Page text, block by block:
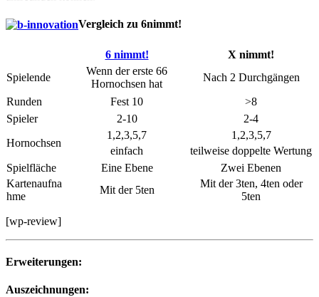
Vergleich zu 6nimmt!
6 nimmt!
X nimmt!
Spielende
Wenn der erste 66
Hornochsen hat
Nach 2 Durchgängen
Runden
Fest 10
>8
Spieler
2-10
2-4
Hornochsen
1,2,3,5,7
1,2,3,5,7
einfach
teilweise doppelte Wertung
Spielfläche
Eine Ebene
Zwei Ebenen
Kartenaufna
hme
Mit der 5ten
Mit der 3ten, 4ten oder
5ten
[wp-review]
Erweiterungen:
Auszeichnungen: